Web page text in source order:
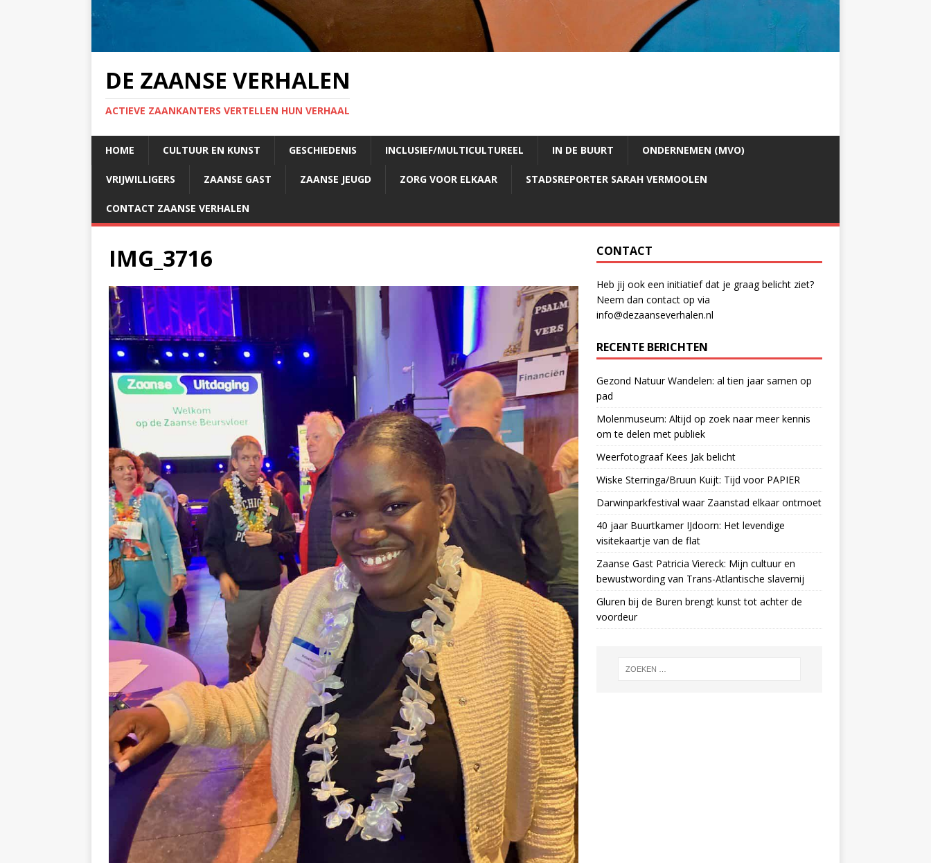
DE ZAANSE VERHALEN
ACTIEVE ZAANKANTERS VERTELLEN HUN VERHAAL
HOME CULTUUR EN KUNST GESCHIEDENIS INCLUSIEF/MULTICULTUREEL IN DE BUURT ONDERNEMEN (MVO)
VRIJWILLIGERS ZAANSE GAST ZAANSE JEUGD ZORG VOOR ELKAAR STADSREPORTER SARAH VERMOOLEN
CONTACT ZAANSE VERHALEN
IMG_3716 CONTACT
Heb jij ook een initiatief dat je graag belicht ziet?
Neem dan contact op via
info@dezaanseverhalen.nl
RECENTE BERICHTEN
Gezond Natuur Wandelen: al tien jaar samen op
pad
Molenmuseum: Altijd op zoek naar meer kennis
om te delen met publiek
Weerfotograaf Kees Jak belicht
Wiske Sterringa/Bruun Kuijt: Tijd voor PAPIER
Darwinparkfestival waar Zaanstad elkaar ontmoet
40 jaar Buurtkamer IJdoorn: Het levendige
visitekaartje van de flat
Zaanse Gast Patricia Viereck: Mijn cultuur en
bewustwording van Trans-Atlantische slavernij
Gluren bij de Buren brengt kunst tot achter de
voordeur